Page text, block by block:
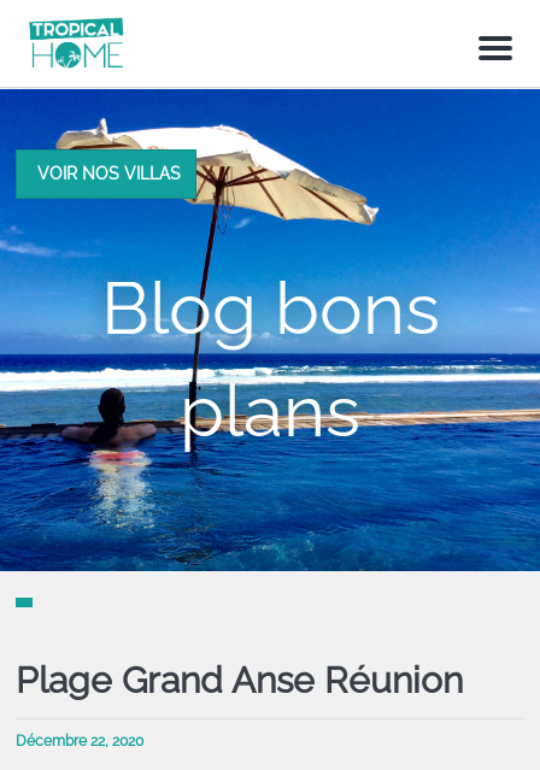
M
n
VOIR NOS VILLAS
Blog bons
plans
Plage Grand Anse Réunion
Décembre 22, 2020